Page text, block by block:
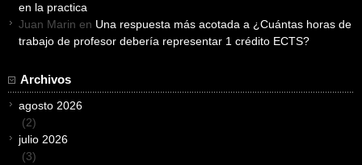
en la practica
Juan Marin en Una respuesta más acotada a ¿Cuántas horas de
trabajo de profesor debería representar 1 crédito ECTS?
Archivos
agosto 2026
(2)
julio 2026
(3)